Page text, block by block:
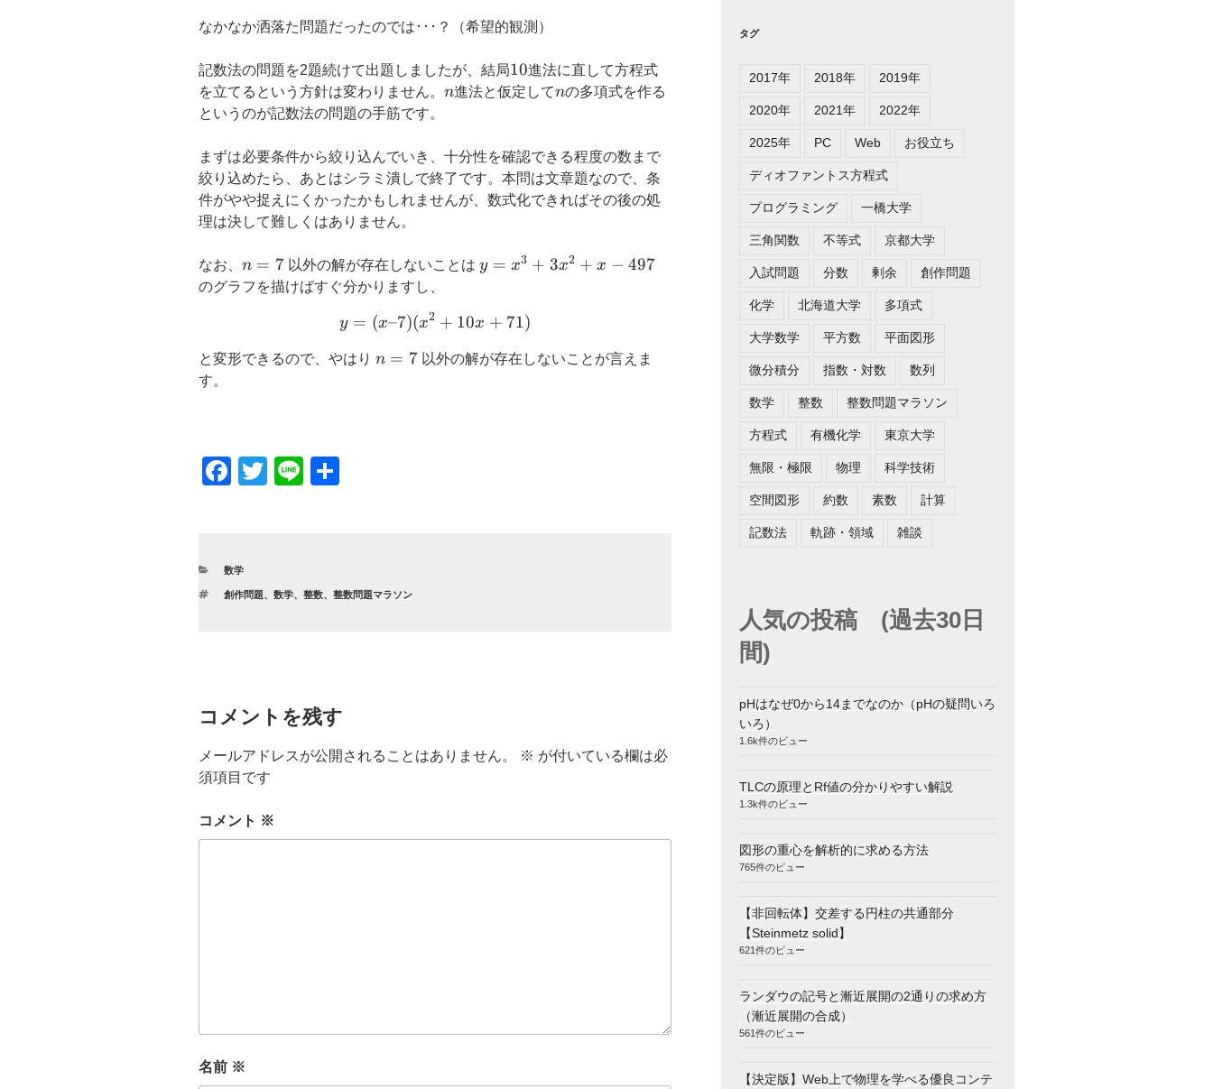
なかなか洒落た問題だったのでは･･･？（希望的観測）
記数法の問題を2題続けて出題しましたが、結局10
10進法に直して方程式
を立てるという方針は変わりません。 n
n進法と仮定してn
nの多項式を作る
というのが記数法の問題の手筋です。
まずは必要条件から絞り込んでいき、十分性を確認できる程度の数まで
絞り込めたら、あとはシラミ潰しで終了です。本問は文章題なので、条
件がやや捉えにくかったかもしれませんが、数式化できればその後の処
理は決して難しくはありません。
なお、 n=7
n = 7以外の解が存在しないことは y=x^3+3x^2+x-
y = x3 + 3x2 + x − 497
のグラフを描けばすぐ分かりますし、
y = (x – 7) (x^2 + 10 x + 71)
y = (x–7)(x2 + 10x + 71)
と変形できるので、やはり n=7
n = 7以外の解が存在しないことが言えま
す。
F
e
b
T
Li
カ
ゴ
数学
タ
創作問題、 数学、 整数、 整数問題マラソン
コメントを残す
メールアドレスが公開されることはありません。 ※ が付いている欄は必
須項目です
コメント ※
名前 ※
タグ
2017年 2018年 2019年
2020年 2021年 2022年
2025年 PC Web お役立ち
ディオファントス方程式
プログラミング 一橋大学
三角関数 不等式 京都大学
入試問題 分数 剰余 創作問題
化学 北海道大学 多項式
大学数学 平方数 平面図形
微分積分 指数・対数 数列
数学 整数 整数問題マラソン
方程式 有機化学 東京大学
無限・極限 物理 科学技術
空間図形 約数 素数 計算
記数法 軌跡・領域 雑談
人気の投稿 (過去30日
間)
pHはなぜ0から14までなのか（pHの疑問いろ
いろ）
1.6k件のビュー
TLCの原理とRf値の分かりやすい解説
1.3k件のビュー
図形の重心を解析的に求める方法
765件のビュー
【非回転体】交差する円柱の共通部分
【Steinmetz solid】
621件のビュー
ランダウの記号と漸近展開の2通りの求め方
（漸近展開の合成）
561件のビュー
【決定版】Web上で物理を学べる優良コンテ